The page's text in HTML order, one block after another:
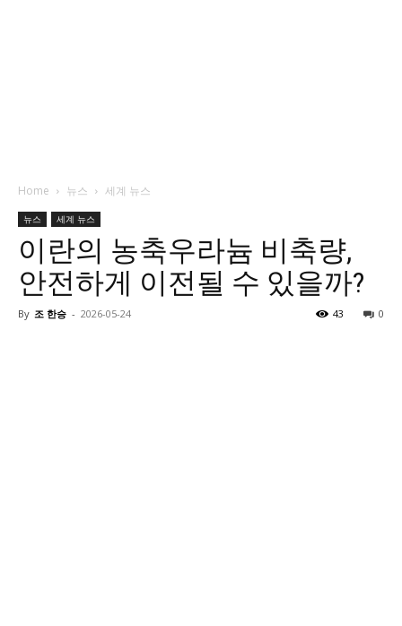
Home 뉴스 세계 뉴스
뉴스 세계 뉴스
이란의 농축우라늄 비축량,
안전하게 이전될 수 있을까?
By 조 한승 - 2026-05-24 0
43